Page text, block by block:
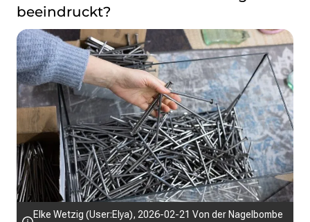
beeindruckt?
Elke Wetzig (User:Elya), 2026-02-21 Von der Nagelbombe